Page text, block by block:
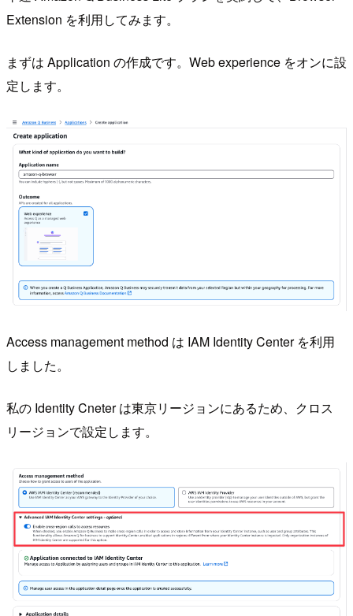
Extension を利用してみます。
まずは Application の作成です。Web experience をオンに設
定します。
Access management method は IAM Identity Center を利用
しました。
私の Identity Cneter は東京リージョンにあるため、クロス
リージョンで設定します。